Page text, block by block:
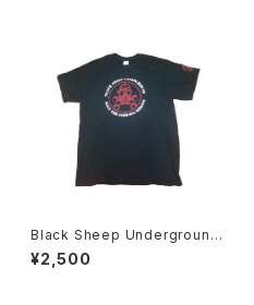
Black Sheep Underground
ONLY THE DIEHARD REM
AIN Tシャツ
¥2,500